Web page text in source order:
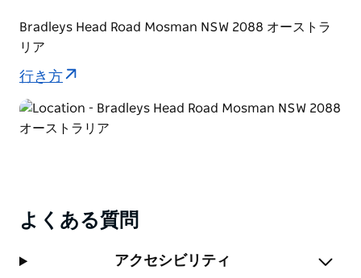
Bradleys Head Road Mosman NSW 2088 オーストラ
リア
行き方
よくある質問
アクセシビリティ